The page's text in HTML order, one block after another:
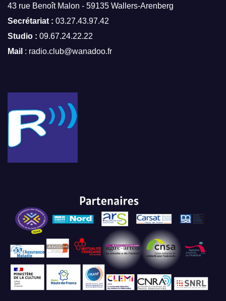
43 rue Benoît Malon - 59135 Wallers-Arenberg
Secrétariat : 03.27.43.97.42
Studio : 09.67.24.22.22
Mail : radio.club@wanadoo.fr